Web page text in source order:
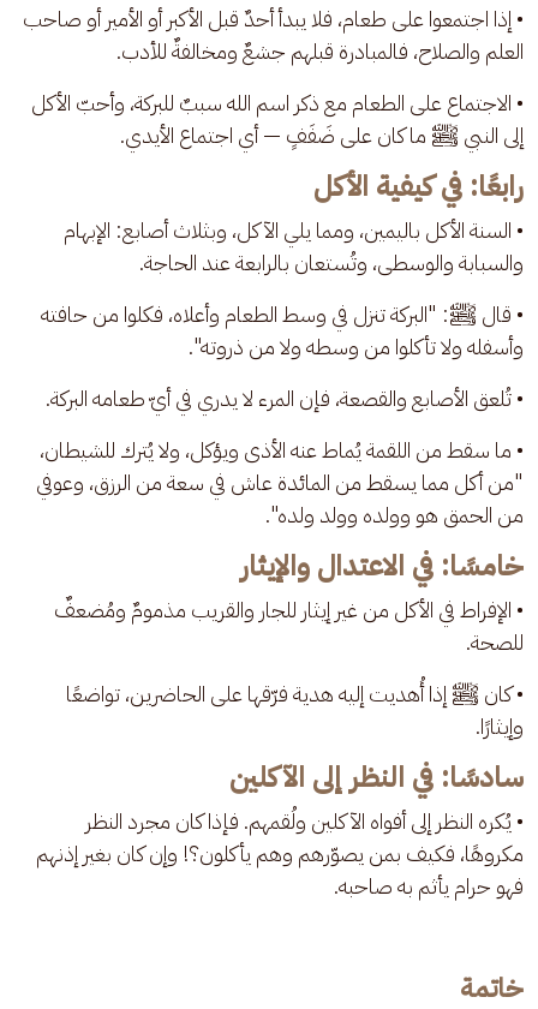
• إذا اجتمعوا على طعام، فلا يبدأ أحدٌ قبل الأكبر أو الأمير أو صاحب
العلم والصلاح، فالمبادرة قبلهم جشعٌ ومخالفةٌ للأدب.
• الاجتماع على الطعام مع ذكر اسم الله سببٌ للبركة، وأحبّ الأكل
إلى النبي ﷺ ما كان على ضَفَفٍ — أي اجتماع الأيدي.
رابعًا: في كيفية الأكل
• السنة الأكل باليمين، ومما يلي الآكل، وبثلاث أصابع: الإبهام
والسبابة والوسطى، وتُستعان بالرابعة عند الحاجة.
• قال ﷺ: "البركة تنزل في وسط الطعام وأعلاه، فكلوا من حافته
وأسفله ولا تأكلوا من وسطه ولا من ذروته".
• تُلعق الأصابع والقصعة، فإن المرء لا يدري في أيّ طعامه البركة.
• ما سقط من اللقمة يُماط عنه الأذى ويؤكل، ولا يُترك للشيطان،
"من أكل مما يسقط من المائدة عاش في سعة من الرزق، وعوفي
من الحمق هو وولده وولد ولده".
خامسًا: في الاعتدال والإيثار
• الإفراط في الأكل من غير إيثار للجار والقريب مذمومٌ ومُضعفٌ
للصحة.
• كان ﷺ إذا أُهديت إليه هدية فرّقها على الحاضرين، تواضعًا
وإيثارًا.
سادسًا: في النظر إلى الآكلين
• يُكره النظر إلى أفواه الآكلين ولُقمهم. فإذا كان مجرد النظر
مكروهًا، فكيف بمن يصوّرهم وهم يأكلون؟! وإن كان بغير إذنهم
فهو حرام يأثم به صاحبه.
خاتمة